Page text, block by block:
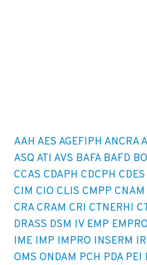
AAH AES AGEFIPH ANCRA
ASQ ATI AVS BAFA BAFD
CCAS CDAPH CDCPH CDES
CIM CIO CLIS CMPP CNAM
CRA CRAM CRI CTNERHI
DRASS DSM IV EMP EMPRO
IME IMP IMPRO INSERM
OMS ONDAM PCH PDA PEI